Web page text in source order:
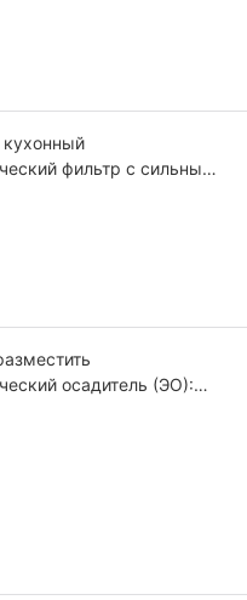
кухонный
фильтр с сильным
барбекю?
осадитель (ЭО):
колпаком или